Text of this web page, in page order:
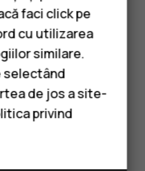
precizia
nu sunt
clădiri înalte. Dacă
Wi-Fi este
Wi-Fi din setările
faci click pe
cu utilizarea
similare.
selectând
de jos a site-
privind